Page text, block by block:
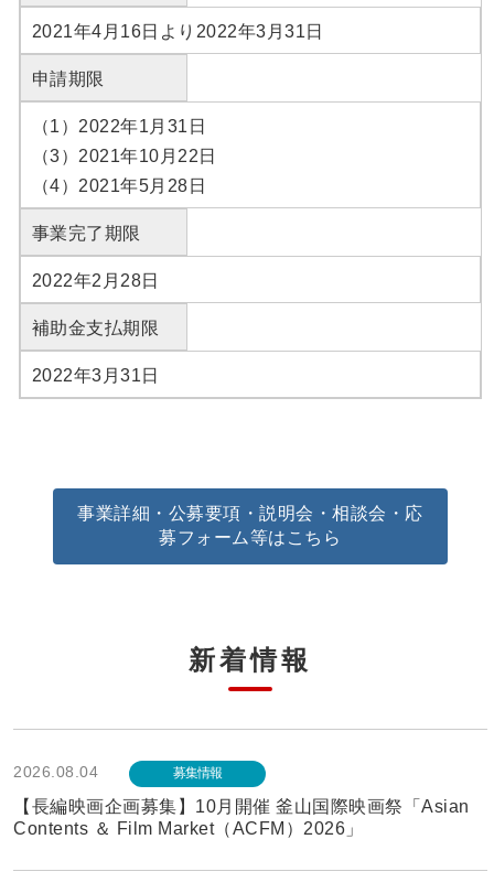
2021年4月16日より2022年3月31日
申請期限
（1）2022年1月31日
（3）2021年10月22日
（4）2021年5月28日
事業完了期限
2022年2月28日
補助金支払期限
2022年3月31日
事業詳細・公募要項・説明会・相談会・応
募フォーム等はこちら
新着情報
2026.08.04 募集情報
【長編映画企画募集】10月開催 釜山国際映画祭「Asian
Contents ＆ Film Market（ACFM）2026」